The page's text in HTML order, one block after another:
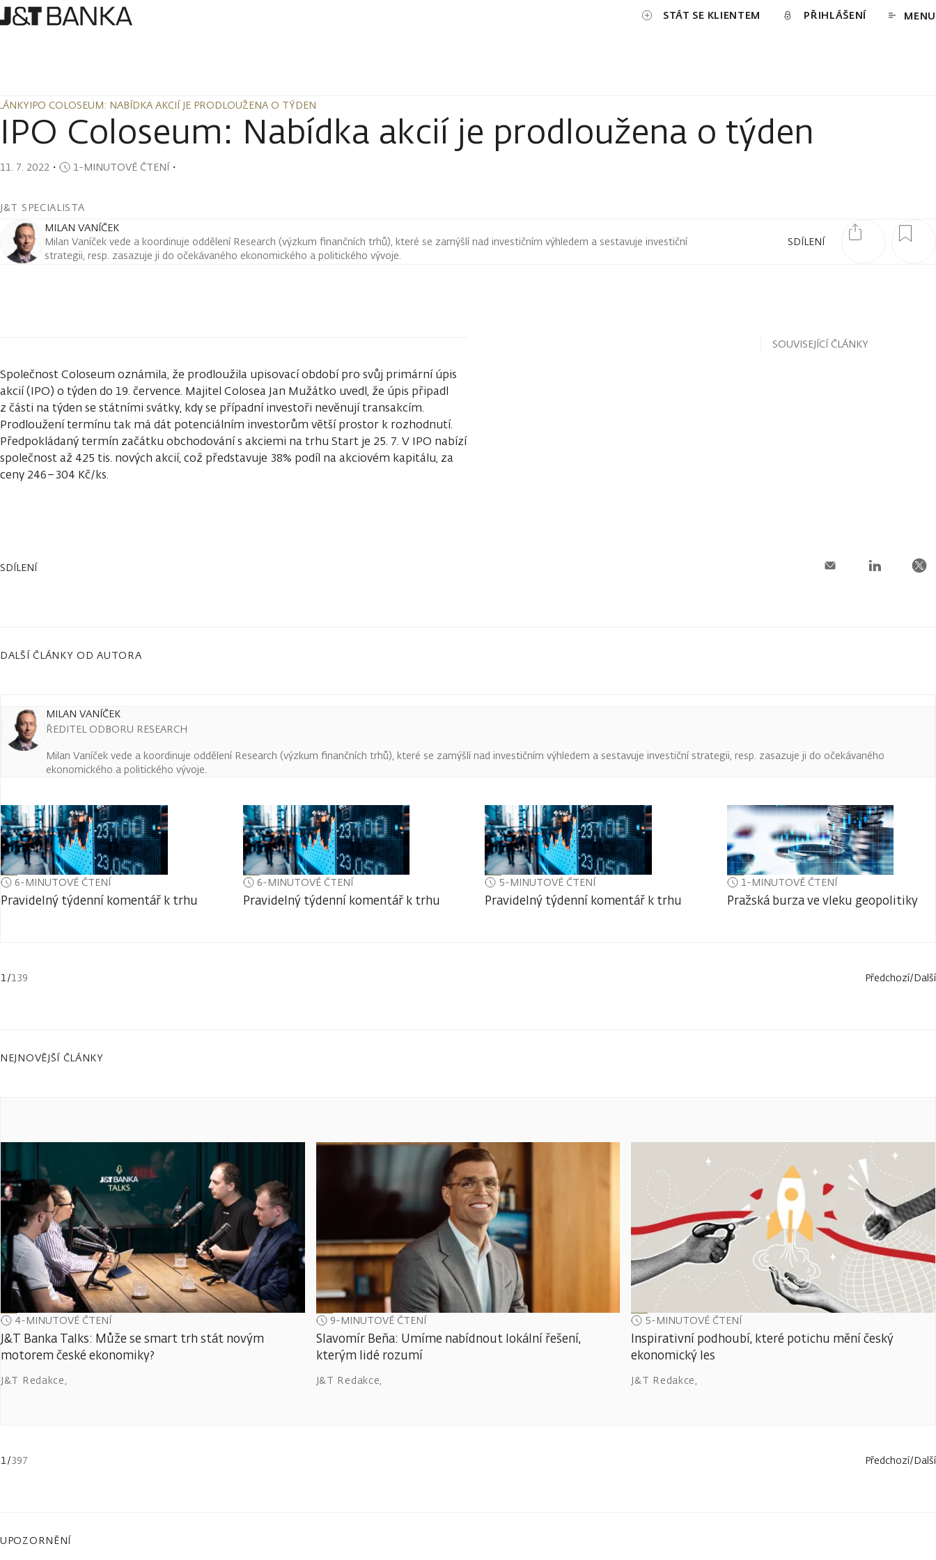
STÁT SE KLIENTEM PŘIHLÁŠENÍ MENU
IPO COLOSEUM: NABÍDKA AKCIÍ JE PRODLOUŽENA O TÝDEN
IPO COLOSEUM: NABÍDKA AKCIÍ JE PRODLOUŽENA O TÝDEN
IPO Coloseum: Nabídka akcií je prodloužena o týden
11. 7. 2022 ・ 1-MINUTOVÉ ČTENÍ・
J&T SPECIALISTA
SDÍLENÍ
MILAN VANÍČEK
Milan Vaníček vede a koordinuje oddělení Research (výzkum finančních trhů), které se zamýšlí nad investičním výhledem a sestavuje investiční
strategii, resp. zasazuje ji do očekávaného ekonomického a politického vývoje.
Společnost Coloseum oznámila, že prodloužila upisovací období pro svůj primární úpis
akcií (IPO) o týden do 19. července. Majitel Colosea Jan Mužátko uvedl, že úpis připadl
z části na týden se státními svátky, kdy se případní investoři nevěnují transakcím.
Prodloužení termínu tak má dát potenciálním investorům větší prostor k rozhodnutí.
Předpokládaný termín začátku obchodování s akciemi na trhu Start je 25. 7. V IPO nabízí
společnost až 425 tis. nových akcií, což představuje 38% podíl na akciovém kapitálu, za
ceny 246–304 Kč/ks.
SOUVISEJÍCÍ ČLÁNKY
SDÍLENÍ
DALŠÍ ČLÁNKY OD AUTORA
MILAN VANÍČEK
ŘEDITEL ODBORU RESEARCH
Milan Vaníček vede a koordinuje oddělení Research (výzkum finančních trhů), které se zamýšlí nad investičním výhledem a sestavuje investiční strategii, resp. zasazuje ji do očekávaného
ekonomického a politického vývoje.
6-MINUTOVÉ ČTENÍ
Pravidelný týdenní komentář k trhu
6-MINUTOVÉ ČTENÍ
Pravidelný týdenní komentář k trhu
5-MINUTOVÉ ČTENÍ
Pravidelný týdenní komentář k trhu
1-MINUTOVÉ ČTENÍ
Pražská burza ve vleku geopolitiky
1 /139 Předchozí/Další
NEJNOVĚJŠÍ ČLÁNKY
4-MINUTOVÉ ČTENÍ
J&T Banka Talks: Může se smart trh stát novým
motorem české ekonomiky?
J&T Redakce,
9-MINUTOVÉ ČTENÍ
Slavomír Beňa: Umíme nabídnout lokální řešení,
kterým lidé rozumí
J&T Redakce,
5-MINUTOVÉ ČTENÍ
Inspirativní podhoubí, které potichu mění český
ekonomický les
J&T Redakce,
1/397 Předchozí/Další
UPOZORNĚNÍ